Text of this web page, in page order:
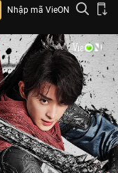
Nhập mã VieON